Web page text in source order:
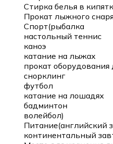
Стирка белья в
Прокат лыжного
Спорт(рыбалка
настольный теннис
каноэ
катание на лыжах
прокат
снорклинг
футбол
катание на лошадях
бадминтон
волейбол)
Питание(английский
континентальный